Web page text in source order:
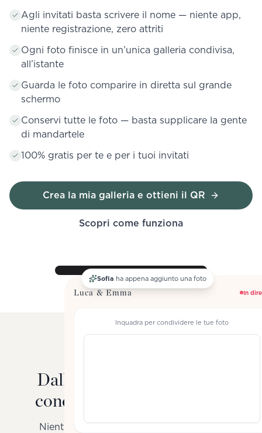
Agli invitati basta scrivere il nome — niente app,
niente registrazione, zero attriti
Ogni foto finisce in un’unica galleria condivisa,
all’istante
Guarda le foto comparire in diretta sul grande
schermo
Conservi tutte le foto — basta supplicare la gente
di mandartele
100% gratis per te e per i tuoi invitati
Crea la mia galleria e ottieni il QR
Scopri come funziona
Luca & Emma In
Inquadra per condividere le tue foto
Sofia ha appena aggiunto una foto
Dalla scansione al ricordo
condiviso in pochi secondi
Niente store delle app, niente modulo di